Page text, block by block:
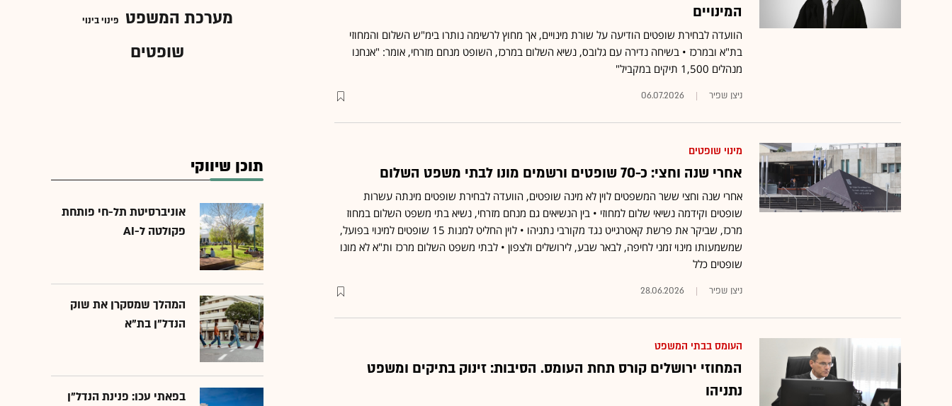
המינויים
הוועדה לבחירת שופטים הודיעה על שורת מינויים, אך מחוץ לרשימה נותרו בימ"ש השלום והמחוזי
בת"א ובמרכז • בשיחה נדירה עם גלובס, נשיא השלום במרכז, השופט מנחם מזרחי, אומר: "אנחנו
מנהלים 1,500 תיקים במקביל"
ניצן שפיר 06.07.2026
מינוי שופטים
אחרי שנה וחצי: כ-70 שופטים ורשמים מונו לבתי משפט השלום
אחרי שנה וחצי ששר המשפטים לוין לא מינה שופטים, הוועדה לבחירת שופטים מינתה עשרות
שופטים וקידמה נשיאי שלום למחוזי • בין הנשיאים גם מנחם מזרחי, נשיא בתי משפט השלום במחוז
מרכז, שביקר את פרשת קאטרגייט נגד מקורבי נתניהו • לוין החליט למנות 15 שופטים למינוי בפועל,
שמשמעותו מינוי זמני לחיפה, לבאר שבע, לירושלים ולצפון • לבתי משפט השלום מרכז ות"א לא מונו
שופטים כלל
ניצן שפיר 28.06.2026
העומס בבתי המשפט
המחוזי ירושלים קורס תחת העומס. הסיבות: זינוק בתיקים ומשפט
נתניהו
מערכת המשפט
פינוי בינוי
שופטים
תוכן שיווקי
אוניברסיטת תל-חי פותחת
פקולטה ל-AI
המהלך שמסקרן את שוק
הנדל"ן בת"א
בפאתי עכו: פנינת הנדל"ן